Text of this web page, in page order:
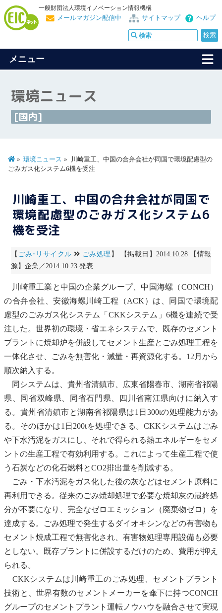
一般財団法人環境イノベーション情報機構
ヘルプ
サイトマップ
メールマガジン配信中
メニュー
環境ニュース
[国内]
環境ニュース
川崎重工、中国の合弁会社が同国で環境配慮型の
ごみガス化システム6機を受注
川崎重工、中国の合弁会社が同国で
環境配慮型のごみガス化システム6
機を受注
【 ごみ･リサイクル ごみ処理 】 【掲載日】2014.10.28 【情報
源】企業／2014.10.23 発表
川崎重工業と中国の企業グループ、中国海螺（CONCH）
の合弁会社、安徽海螺川崎工程（ACK）は、同国で環境配
慮型のごみガス化システム「CKKシステム」6機を連続で受
注した。世界初の環境・省エネシステムで、既存のセメント
プラントに焼却炉を併設してセメント生産とごみ処理工程を
一体化させ、ごみを無害化・減量・ 再資源化する。12月から
順次納入する。
同システムは、貴州省清鎮市、広東省陽春市、湖南省祁陽
県、同省双峰県、同省石門県、四川省南江県向けに納入す
る。貴州省清鎮市と湖南省祁陽県は1日300tの処理能力があ
る。そのほかは1日200tを処理できる。CKKシステムはごみ
や下水汚泥をガスにし、それで得られる熱エネルギーをセメ
ントの生産工程で有効利用する。これによって生産工程で使
う石炭などの化石燃料とCO2排出量を削減する。
ごみ・ 下水汚泥をガス化した後の灰などはセメント原料に
再利用できる。従来のごみ焼却処理で必要な焼却灰の最終処
分が不要になり、完全なゼロエミッション （廃棄物ゼロ）を
達成する。ごみ処理で発生する ダイオキシンなどの有害物も
セメント焼成工程で無害化され、有害物処理専用設備も必要
としない。既存プラントに併設するだけのため、費用が抑え
られる。
CKKシステムは川崎重工のごみ処理、セメントプラント
技術と、世界有数のセメントメーカーを傘下に持つCONCH
グループのセメントプラント運転ノウハウを融合させて実現